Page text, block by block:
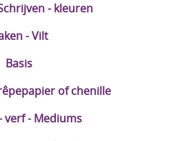
- kleuren
- Vilt
Basis
of chenille
verf - Mediums